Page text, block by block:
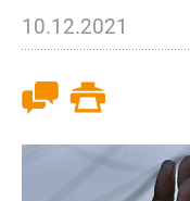
10.12.2021